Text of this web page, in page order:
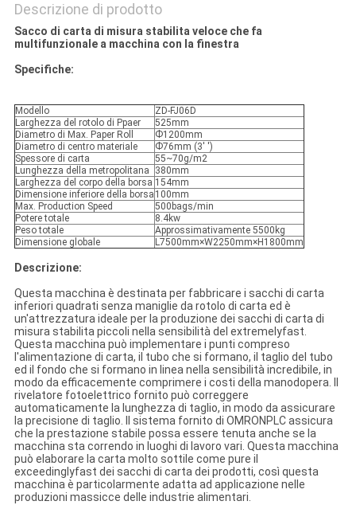
Descrizione di prodotto
Sacco di carta di misura stabilita veloce che fa
multifunzionale a macchina con la finestra
Specifiche:
Modello
ZD-FJ06D
Larghezza del rotolo di Ppaer
525mm
Diametro di Max. Paper Roll
Ф1200mm
Diametro di centro materiale
Ф76mm (3' ')
Spessore di carta
55~70g/m2
Lunghezza della metropolitana
380mm
Larghezza del corpo della borsa 154mm
Dimensione inferiore della borsa 100mm
Max. Production Speed
500bags/min
Potere totale
8.4kw
Peso totale
Approssimativamente 5500kg
Dimensione globale
L7500mm×W2250mm×H1800mm
Descrizione:
Questa macchina è destinata per fabbricare i sacchi di carta
inferiori quadrati senza maniglie da rotolo di carta ed è
un'attrezzatura ideale per la produzione dei sacchi di carta di
misura stabilita piccoli nella sensibilità del extremelyfast.
Questa macchina può implementare i punti compreso
l'alimentazione di carta, il tubo che si formano, il taglio del tubo
ed il fondo che si formano in linea nella sensibilità incredibile, in
modo da efficacemente comprimere i costi della manodopera. Il
rivelatore fotoelettrico fornito può correggere
automaticamente la lunghezza di taglio, in modo da assicurare
la precisione di taglio. Il sistema fornito di OMRONPLC assicura
che la prestazione stabile possa essere tenuta anche se la
macchina sta correndo in luoghi di lavoro vari. Questa macchina
può elaborare la carta molto sottile come pure il
exceedinglyfast dei sacchi di carta dei prodotti, così questa
macchina è particolarmente adatta ad applicazione nelle
produzioni massicce delle industrie alimentari.